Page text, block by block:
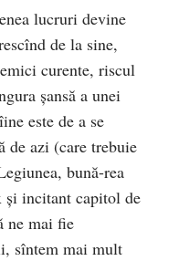
lucruri devine
de la sine,
curente, riscul
şansă a unei
este de a se
de azi (care trebuie
bună-rea
şi incitant capitol de
ne mai fie
sîntem mai mult